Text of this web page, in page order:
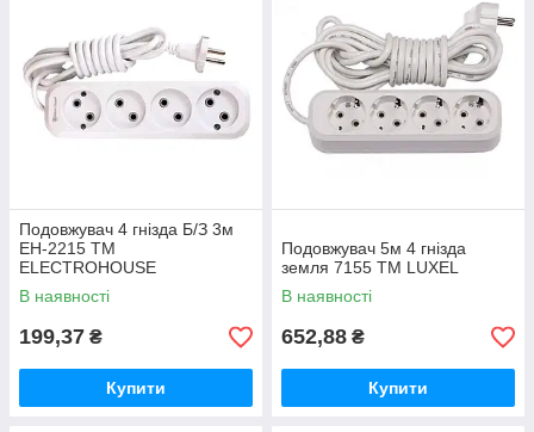
Подовжувач 4 гнізда Б/З 3м
ЕН-2215 ТМ
ELECTROHOUSE
В наявності
199,37 ₴
Купити
Подовжувач 5м 4 гнізда
земля 7155 ТМ LUXEL
В наявності
652,88 ₴
Купити